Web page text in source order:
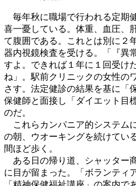
時
:
毎年秋に職場で行われる定期
喜一憂している。体重、血圧、
て腹囲である。これとは別に２
器内視鏡検査を受ける。「『異
すよ。できれば１年に１回受け
ね」。駅前クリニックの女性の
さす。法定健診の結果を基に「
保健師と面接し「ダイエット目
のだ。
これらカンパニア的システム
の朝、ウオーキングを続けてい
間ほど歩く。
ある日の帰り道、シャッター
に目が留まった。「ボランティ